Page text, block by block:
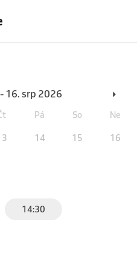
16. srp 2026
Pá So Ne
14 15 16
14:30